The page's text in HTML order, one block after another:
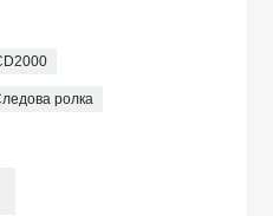
ролка